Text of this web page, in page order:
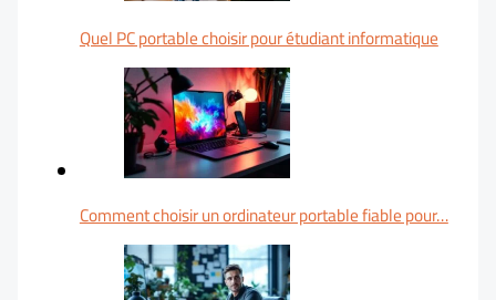
Quel PC portable choisir pour étudiant informatique
Comment choisir un ordinateur portable fiable pour…